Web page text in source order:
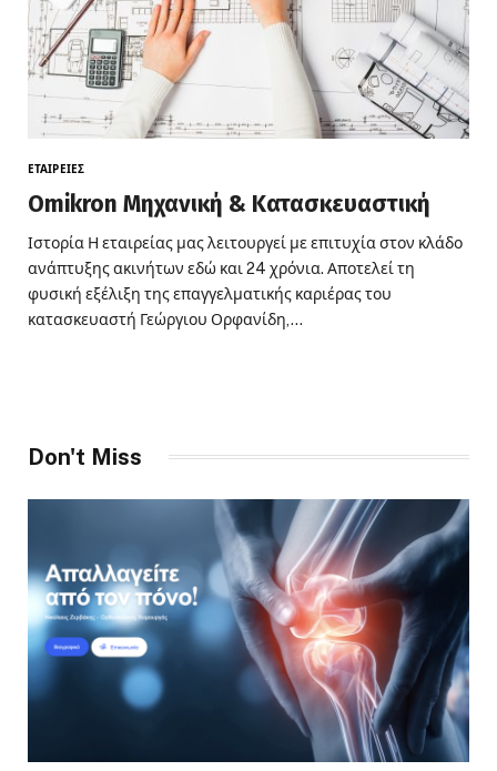
ΕΤΑΙΡΕΊΕΣ
Omikron Μηχανική & Κατασκευαστική
Ιστορία Η εταιρείας μας λειτουργεί με επιτυχία στον κλάδο
ανάπτυξης ακινήτων εδώ και 24 χρόνια. Αποτελεί τη
φυσική εξέλιξη της επαγγελματικής καριέρας του
κατασκευαστή Γεώργιου Ορφανίδη,…
Don't Miss